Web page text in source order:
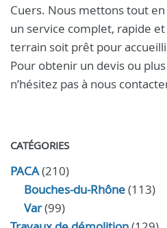
Cuers. Nous mettons tout
un service complet, rapide
terrain soit prêt pour
Pour obtenir un devis ou
n’hésitez pas à nous
CATÉGORIES
PACA(210)
Bouches-du-Rhône(113)
Var(99)